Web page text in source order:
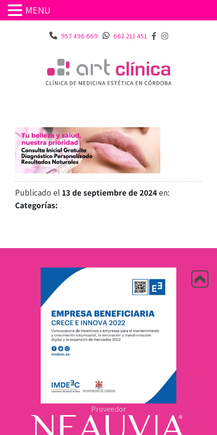
957 496 669 662 211 451
Publicado el13 de septiembre de 2024en:
Categorías:
Proveedor
MENU